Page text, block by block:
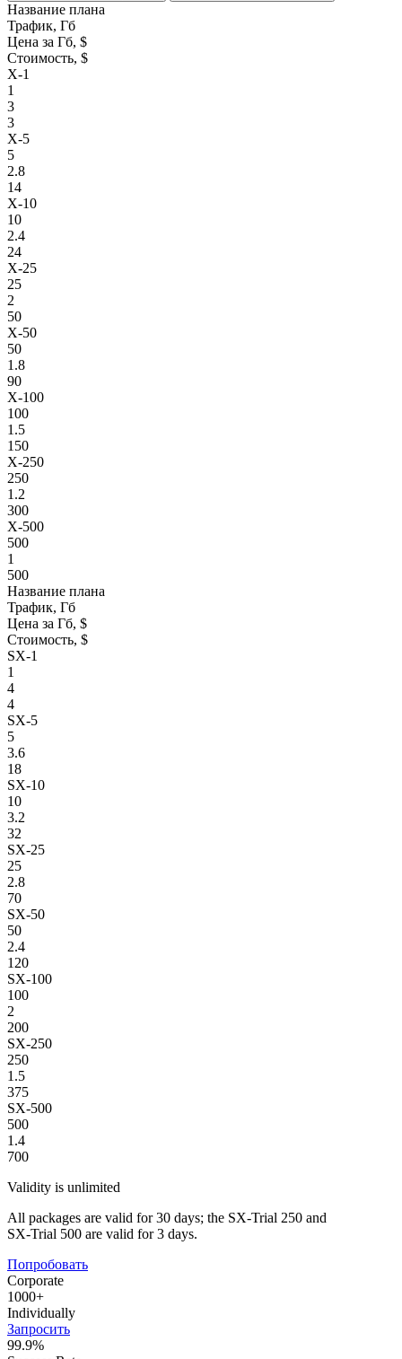
Название плана
Трафик, Гб
Цена за Гб, $
Стоимость, $
X-1
1
3
3
X-5
5
2.8
14
X-10
10
2.4
24
X-25
25
2
50
X-50
50
1.8
90
X-100
100
1.5
150
X-250
250
1.2
300
X-500
500
1
500
Название плана
Трафик, Гб
Цена за Гб, $
Стоимость, $
SX-1
1
4
4
SX-5
5
3.6
18
SX-10
10
3.2
32
SX-25
25
2.8
70
SX-50
50
2.4
120
SX-100
100
2
200
SX-250
250
1.5
375
SX-500
500
1.4
700
Validity is unlimited
All packages are valid for 30 days; the SX-Trial 250 and
SX-Trial 500 are valid for 3 days.
Попробовать
Corporate
1000+
Individually
Запросить
99.9%